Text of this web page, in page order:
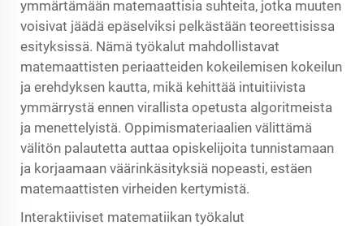
ymmärtämään matemaattisia suhteita, jotka muuten
voisivat jäädä epäselviksi pelkästään teoreettisissa
esityksissä. Nämä työkalut mahdollistavat
matemaattisten periaatteiden kokeilemisen kokeilun
ja erehdyksen kautta, mikä kehittää intuitiivista
ymmärrystä ennen virallista opetusta algoritmeista
ja menettelyistä. Oppimismateriaalien välittämä
välitön palautetta auttaa opiskelijoita tunnistamaan
ja korjaamaan väärinkäsityksiä nopeasti, estäen
matemaattisten virheiden kertymistä.
Interaktiiviset matematiikan työkalut